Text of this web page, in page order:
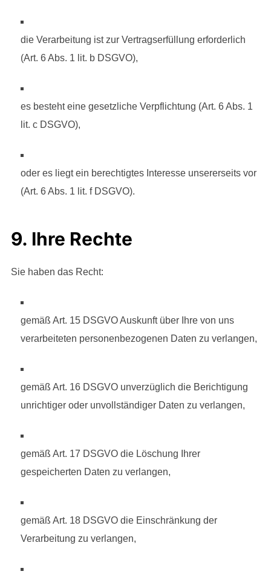
die Verarbeitung ist zur Vertragserfüllung erforderlich
(Art. 6 Abs. 1 lit. b DSGVO),
es besteht eine gesetzliche Verpflichtung (Art. 6 Abs. 1
lit. c DSGVO),
oder es liegt ein berechtigtes Interesse unsererseits vor
(Art. 6 Abs. 1 lit. f DSGVO).
9. Ihre Rechte
Sie haben das Recht:
gemäß Art. 15 DSGVO Auskunft über Ihre von uns
verarbeiteten personenbezogenen Daten zu verlangen,
gemäß Art. 16 DSGVO unverzüglich die Berichtigung
unrichtiger oder unvollständiger Daten zu verlangen,
gemäß Art. 17 DSGVO die Löschung Ihrer
gespeicherten Daten zu verlangen,
gemäß Art. 18 DSGVO die Einschränkung der
Verarbeitung zu verlangen,